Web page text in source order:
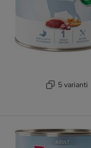
5 varianti